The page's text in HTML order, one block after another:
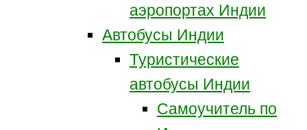
аэропортах Индии
Автобусы Индии
Туристические
автобусы Индии
Самоучитель по